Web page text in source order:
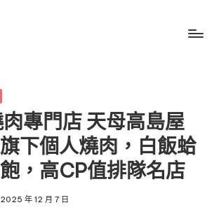
專門店 天母高島屋
下個人燒肉，白飯蛤
，高CP值排隊名店
2025 年 12 月 7 日